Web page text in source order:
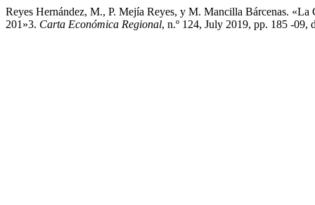
Reyes Hernández, M., P. Mejía Reyes, y M. Mancilla Bárcenas.
201»3. Carta Económica Regional, n.º 124, July 2019, pp. 185 -09,